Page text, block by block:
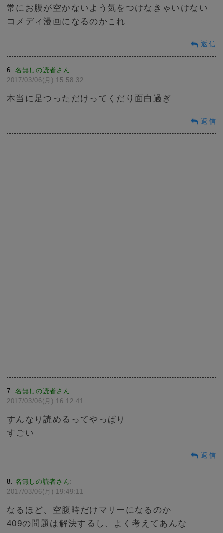
常にお腹が空かないよう気をつけなきゃいけない
コメディ漫画になるのかこれ
返信
6 名無しの読者さん:
2017/03/06(月) 15:58:32
本当に足つっただけってくだり面白過ぎ
返信
7 名無しの読者さん:
2017/03/06(月) 16:12:41
すんなり読めるってやっぱり
すごい
返信
8 名無しの読者さん:
2017/03/06(月) 19:49:11
なるほど、空腹時だけマリーになるのか
409の問題は解決するし、よく考えてあんな